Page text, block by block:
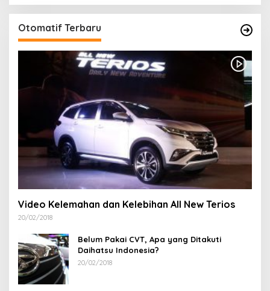
Otomatif Terbaru
Video Kelemahan dan Kelebihan All New Terios
20/02/2018
Belum Pakai CVT, Apa yang Ditakuti
Daihatsu Indonesia?
20/02/2018